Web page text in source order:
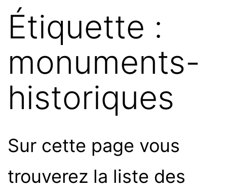
Étiquette :
monuments-
historiques
Sur cette page vous
trouverez la liste des